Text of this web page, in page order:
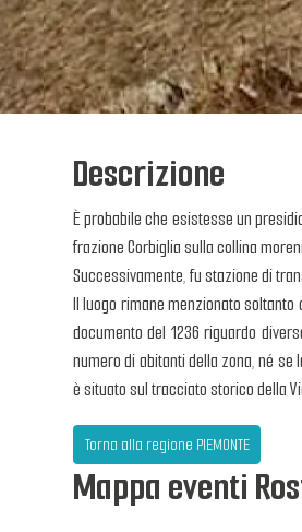
Descrizione
È probabile che esistesse un
frazione Corbiglia sulla collina
Successivamente, fu stazione di
Il luogo rimane menzionato soltanto
documento del 1236 riguardo
numero di abitanti della zona, né
è situato sul tracciato storico della
Torna alla regione PIEMONTE
Mappa eventi